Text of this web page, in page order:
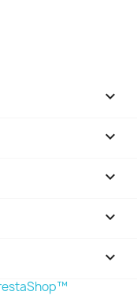




keyboard_arrow_down